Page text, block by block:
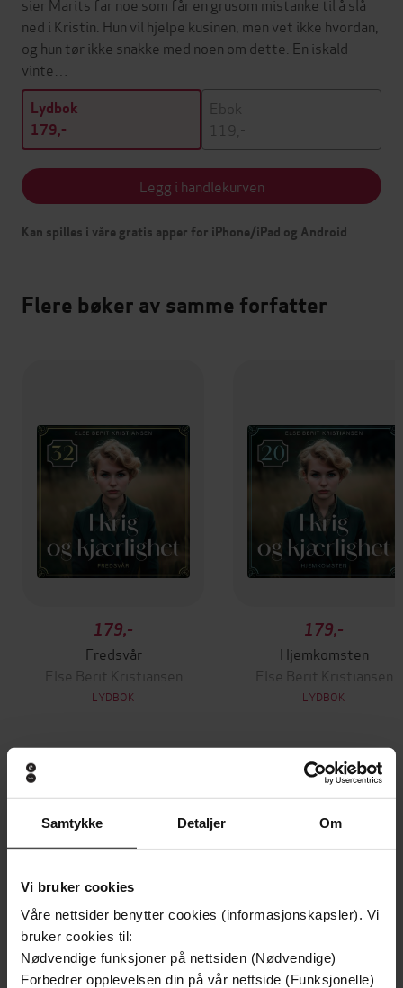
Samtykke Detaljer Om
Vi bruker cookies
Våre nettsider benytter cookies (informasjonskapsler). Vi
bruker cookies til:
Nødvendige funksjoner på nettsiden (Nødvendige)
Forbedrer opplevelsen din på vår nettside (Funksjonelle)
sier Marits far noe som får en grusom mistanke til å slå
ned i Kristin. Hun vil hjelpe kusinen, men vet ikke hvordan,
og hun tør ikke snakke med noen om dette. En iskald
vinte…
Lydbok
179,-
Ebok
119,-
Legg i handlekurven
Kan spilles i våre gratis apper for iPhone/iPad og Android
Flere bøker av samme forfatter
179,-
Fredsvår
Else Berit Kristiansen
LYDBOK
179,-
Hjemkomsten
Else Berit Kristiansen
LYDBOK
Andre har også kjøpt